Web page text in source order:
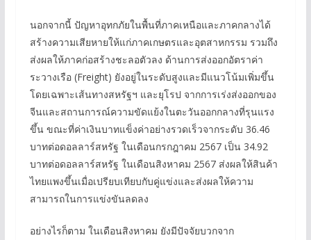
นอกจากนี้ ปัญหาอุทกภัยในพื้นที่ภาคเหนือและภาคกลางได้
สร้างความเสียหายให้แก่ภาคเกษตรและอุตสาหกรรม รวมถึง
ส่งผลให้ภาคก่อสร้างชะลอตัวลง ด้านการส่งออกอัตราค่า
ระวางเรือ (Freight) ยังอยู่ในระดับสูงและมีแนวโน้มเพิ่มขึ้น
โดยเฉพาะเส้นทางสหรัฐฯ และยุโรป จากการเร่งส่งออกของ
จีนและสถานการณ์ความขัดแย้งในตะวันออกกลางที่รุนแรง
ขึ้น ขณะที่ค่าเงินบาทแข็งค่าอย่างรวดเร็วจากระดับ 36.46
บาทต่อดอลลาร์สหรัฐ ในเดือนกรกฎาคม 2567 เป็น 34.92
บาทต่อดอลลาร์สหรัฐ ในเดือนสิงหาคม 2567 ส่งผลให้สินค้า
ไทยแพงขึ้นเมื่อเปรียบเทียบกับคู่แข่งและส่งผลให้ความ
สามารถในการแข่งขันลดลง
อย่างไรก็ตาม ในเดือนสิงหาคม ยังมีปัจจัยบวกจาก